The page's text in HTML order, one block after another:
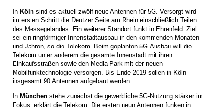
In Köln sind es aktuell zwölf neue Antennen für 5G. Versorgt wird
im ersten Schritt die Deutzer Seite am Rhein einschließlich Teilen
des Messegeländes. Ein weiterer Standort funkt in Ehrenfeld. Ziel
sei ein ringförmiger Innenstadtausbau in den kommenden Monaten
und Jahren, so die Telekom. Beim geplanten 5G-Ausbau will die
Telekom unter anderem die gesamte Innenstadt mit ihren
Einkaufsstraßen sowie den Media-Park mit der neuen
Mobilfunktechnologie versorgen. Bis Ende 2019 sollen in Köln
insgesamt 90 Antennen aufgebaut werden.
In München stehe zunächst die gewerbliche 5G-Nutzung stärker im
Fokus, erklärt die Telekom. Die ersten neun Antennen funken in